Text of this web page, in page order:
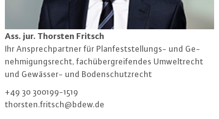
Ass. jur. Thorsten Fritsch
Ihr An­sprech­part­ner für Plan­fest­stel­lungs- und Ge­
neh­mi­gungs­recht, fach­über­grei­fen­des Um­welt­recht
und Gewässer- und Bo­den­schutz­recht
+49 30 300199-1519
thorsten.​fritsch@​bdew.​de